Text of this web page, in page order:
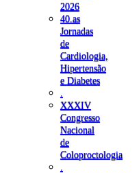
2026
40.as
Jornadas
de
Cardiologia,
Hipertensão
e Diabetes
XXXIV
Congresso
Nacional
de
Coloproctologia